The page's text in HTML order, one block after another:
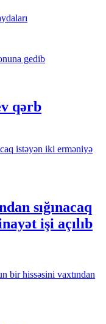
qərb
sığınacaq
işi açılıb